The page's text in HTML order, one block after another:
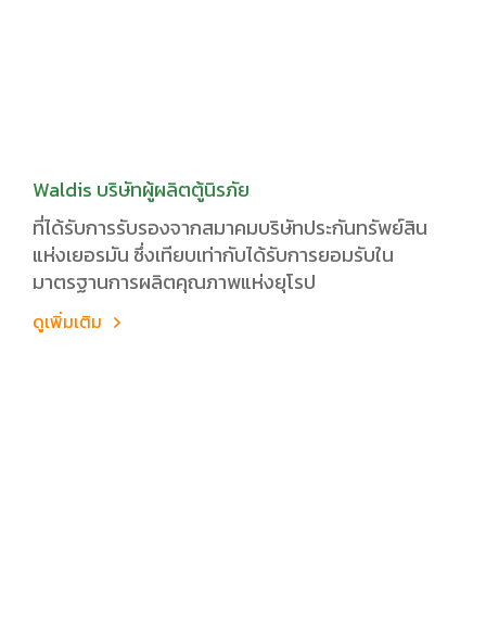
Waldis บริษัทผู้ผลิตตู้นิรภัย
ที่ได้รับการรับรองจากสมาคมบริษัทประกันทรัพย์สิน
แห่งเยอรมัน ซึ่งเทียบเท่ากับได้รับการยอมรับใน
มาตรฐานการผลิตคุณภาพแห่งยุโรป
ดูเพิ่มเติม